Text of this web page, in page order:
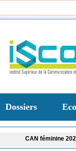
Dossiers
2026 : le Maroc bat